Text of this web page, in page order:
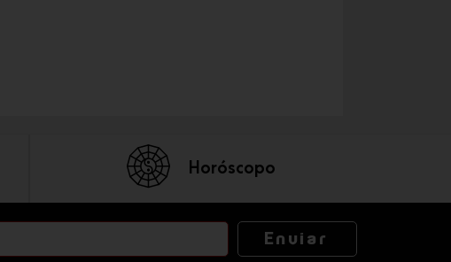
Horóscopo
Enviar